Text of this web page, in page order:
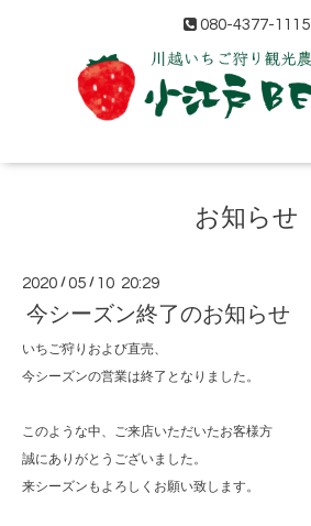
080-4377-1115
お知らせ
2020 /05 / 10 20:29
今シーズン終了のお知らせ
いちご狩りおよび直売、
今シーズンの営業は終了となりました。
このような中、ご来店いただいたお客様方
誠にありがとうございました。
来シーズンもよろしくお願い致します。